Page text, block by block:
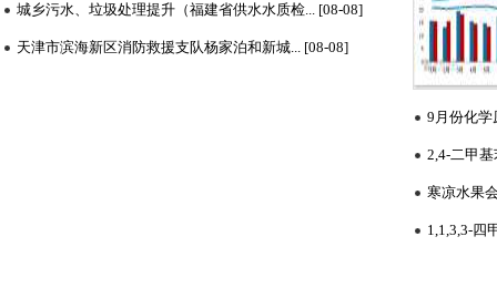
城乡污水、垃圾处理提升（福建省供水水质检... [08-08]
天津市滨海新区消防救援支队杨家泊和新城... [08-08]
9月份化学
2,4-二甲
寒凉水果
1,1,3,3-四